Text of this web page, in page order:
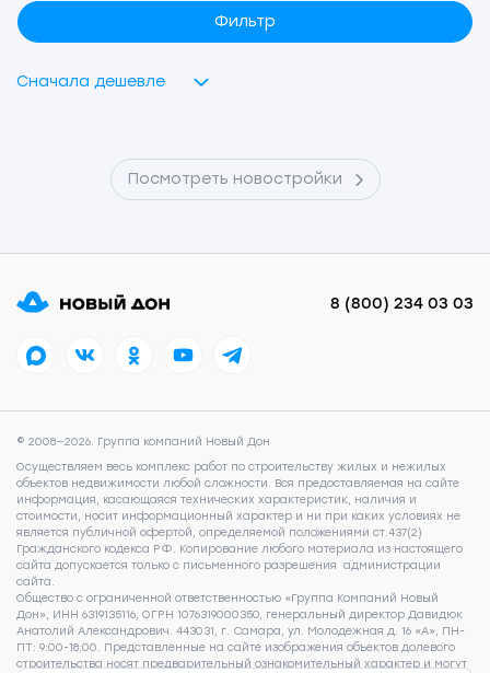
Фильтр
Сначала дешевле
Посмотреть новостройки
8 (800) 234 03 03
© 2008—2026. Группа компаний Новый Дон
Осуществляем весь комплекс работ по строительству жилых и нежилых
объектов недвижимости любой сложности. Вся предоставляемая на сайте
информация, касающаяся технических характеристик, наличия и
стоимости, носит информационный характер и ни при каких условиях не
является публичной офертой, определяемой положениями ст.437(2)
Гражданского кодекса РФ. Копирование любого материала из настоящего
сайта допускается только с письменного разрешения администрации
сайта.
Общество с ограниченной ответственностью «Группа Компаний Новый
Дон», ИНН 6319135116, ОГРН 1076319000350, генеральный директор Давидюк
Анатолий Александрович. 443031, г. Самара, ул. Молодежная д. 16 «А», ПН-
ПТ: 9:00-18:00. Представленные на сайте изображения объектов долевого
строительства носят предварительный ознакомительный характер и могут